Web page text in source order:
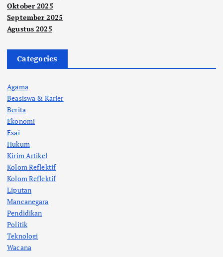
Oktober 2025
September 2025
Agustus 2025
Categories
Agama
Beasiswa & Karier
Berita
Ekonomi
Esai
Hukum
Kirim Artikel
Kolom Reflektif
Kolom Reflektif
Liputan
Mancanegara
Pendidikan
Politik
Teknologi
Wacana